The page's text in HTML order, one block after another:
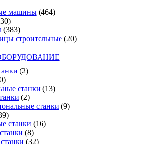
машины (464)
(383)
строительные (20)
(2)
станки (13)
(2)
станки (9)
станки (16)
(8)
(32)